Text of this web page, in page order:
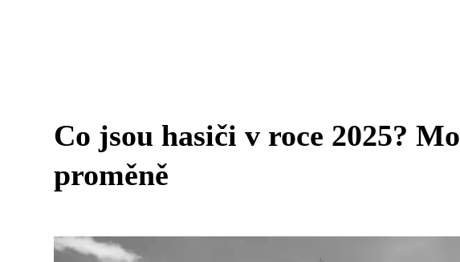
Co jsou hasiči v roce 2025?
proměně